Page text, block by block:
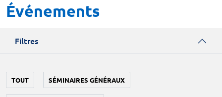
Événements
Filtres
TOUT SÉMINAIRES GÉNÉRAUX